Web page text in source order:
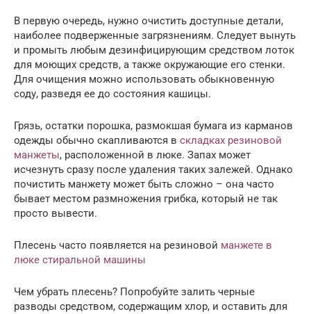
В первую очередь, нужно очистить доступные детали,
наиболее подверженные загрязнениям. Следует вынуть
и промыть любым дезинфицирующим средством лоток
для моющих средств, а также окружающие его стенки.
Для очищения можно использовать обыкновенную
соду, разведя ее до состояния кашицы.
Грязь, остатки порошка, размокшая бумага из карманов
одежды обычно скапливаются в складках резиновой
манжеты, расположенной в люке. Запах может
исчезнуть сразу после удаления таких залежей. Однако
почистить манжету может быть сложно – она часто
бывает местом размножения грибка, который не так
просто вывести.
Плесень часто появляется на резиновой манжете в
люке стиральной машины
Чем убрать плесень? Попробуйте залить черные
разводы средством, содержащим хлор, и оставить для